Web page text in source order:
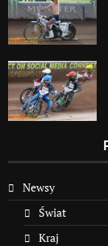
Newsy
Świat
Kraj